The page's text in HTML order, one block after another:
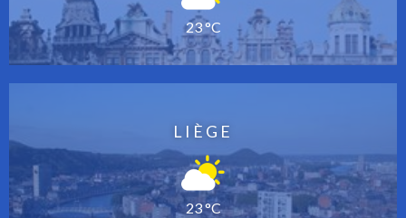
23 °C
LIÈGE
23 °C